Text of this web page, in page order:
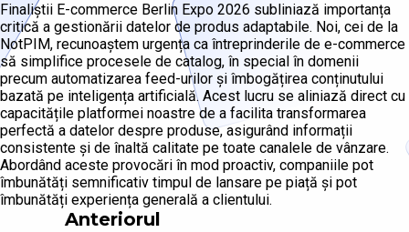
Finaliștii E-commerce Berlin Expo 2026 subliniază importanța
critică a gestionării datelor de produs adaptabile. Noi, cei de la
NotPIM, recunoaștem urgența ca întreprinderile de e-commerce
să simplifice procesele de catalog, în special în domenii
precum automatizarea feed-urilor și îmbogățirea conținutului
bazată pe inteligența artificială. Acest lucru se aliniază direct cu
capacitățile platformei noastre de a facilita transformarea
perfectă a datelor despre produse, asigurând informații
consistente și de înaltă calitate pe toate canalele de vânzare.
Abordând aceste provocări în mod proactiv, companiile pot
îmbunătăți semnificativ timpul de lansare pe piață și pot
îmbunătăți experiența generală a clientului.
Anteriorul